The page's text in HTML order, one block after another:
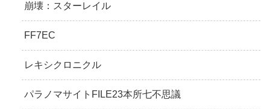
崩壊：スターレイル
FF7EC
レキシクロニクル
パラノマサイトFILE23本所七不思議